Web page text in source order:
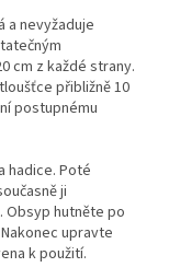
a nevyžaduje
cm z každé strany.
přibližně 10
postupnému
hadice. Poté
ji
hutněte po
upravte
k použití.